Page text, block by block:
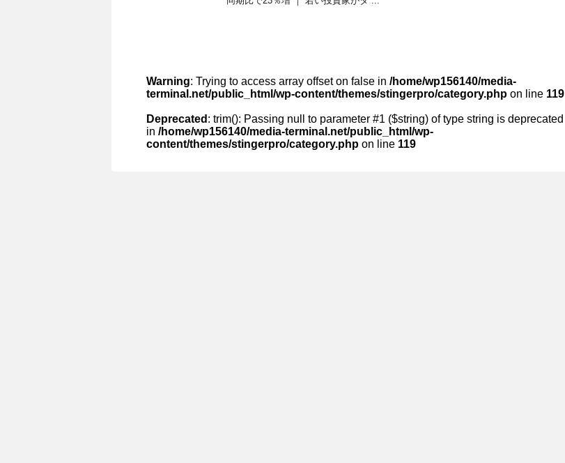
Warning: Trying to access array offset on false in /home/wp156140/media-
terminal.net/public_html/wp-content/themes/stingerpro/category.php on line 119
Deprecated : trim(): Passing null to parameter #1 ($string) of type string is deprecated
in /home/wp156140/media-terminal.net/public_html/wp-
content/themes/stingerpro/category.php on line 119